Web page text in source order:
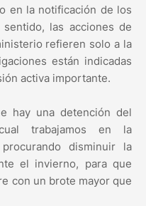
en la notificación de los
las acciones de
refieren solo a la
están indicadas
activa importante.
hay una detención del
trabajamos en la
disminuir la
el invierno, para que
con un brote mayor que